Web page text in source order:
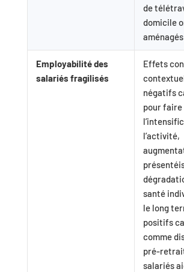
de
domicile
aménagés
Employabilité des
salariés fragilisés
Effets
négatifs
pour faire
l’activité,
santé
le long
positifs
comme
pré-
salariés